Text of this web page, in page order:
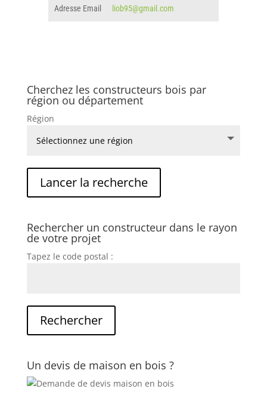
Adresse Email
liob95@gmail.com
Cherchez les constructeurs bois par
région ou département
Région
Rechercher un constructeur dans le rayon
de votre projet
Tapez le code postal :
Un devis de maison en bois ?